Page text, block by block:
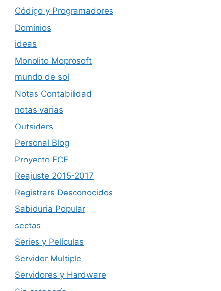
Código y Programadores
Dominios
ideas
Monolito Moprosoft
mundo de sol
Notas Contabilidad
notas varias
Outsiders
Personal Blog
Proyecto ECE
Reajuste 2015-2017
Registrars Desconocidos
Sabiduria Popular
sectas
Series y Películas
Servidor Multiple
Servidores y Hardware